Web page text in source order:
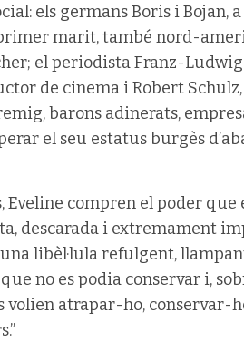
els germans Boris i Bojan,
marit, també nord-
el periodista Franz-
de cinema i Robert
barons adinerats,
el seu estatus burgès
compren el poder que
descarada i extremament
libèl·lula refulgent,
no es podia conservar i,
volien atrapar-ho, conservar-